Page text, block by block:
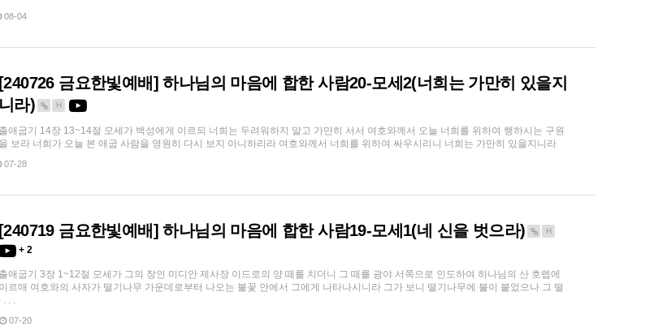
08-04
[240726 금요한빛예배] 하나님의 마음에 합한 사람20-모세2(너희는 가만히 있을지
니라)
H
출애굽기 14장 13~14절 모세가 백성에게 이르되 너희는 두려워하지 말고 가만히 서서 여호와께서 오늘 너희를 위하여 행하시는 구원
을 보라 너희가 오늘 본 애굽 사람을 영원히 다시 보지 아니하리라 여호와께서 너희를 위하여 싸우시리니 너희는 가만히 있을지니라
07-28
[240719 금요한빛예배] 하나님의 마음에 합한 사람19-모세1(네 신을 벗으라) H
+ 2
출애굽기 3장 1~12절 모세가 그의 장인 미디안 제사장 이드로의 양 떼를 치더니 그 떼를 광야 서쪽으로 인도하여 하나님의 산 호렙에
이르매 여호와의 사자가 떨기나무 가운데로부터 나오는 불꽃 안에서 그에게 나타나시니라 그가 보니 떨기나무에 불이 붙었으나 그 떨
. . .
07-20